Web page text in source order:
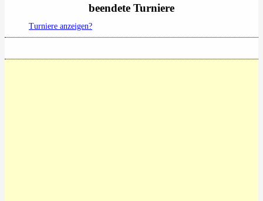
beendete Turniere
Turniere anzeigen?